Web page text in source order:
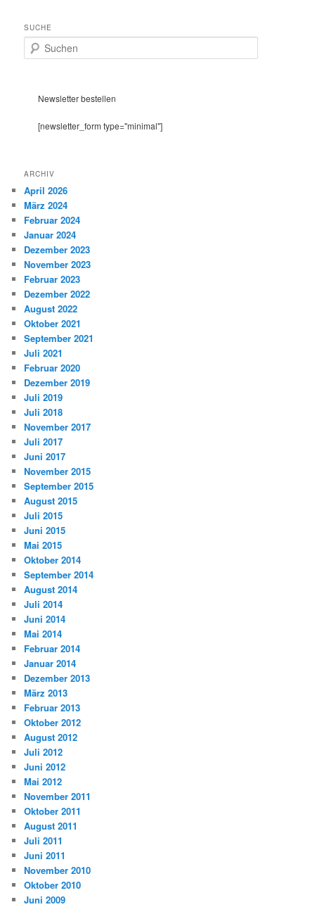
SUCHE
u
Newsletter bestellen
[newsletter_form type="minimal"]
ARCHIV
April 2026
März 2024
Februar 2024
Januar 2024
Dezember 2023
November 2023
Februar 2023
Dezember 2022
August 2022
Oktober 2021
September 2021
Juli 2021
Februar 2020
Dezember 2019
Juli 2019
Juli 2018
November 2017
Juli 2017
Juni 2017
November 2015
September 2015
August 2015
Juli 2015
Juni 2015
Mai 2015
Oktober 2014
September 2014
August 2014
Juli 2014
Juni 2014
Mai 2014
Februar 2014
Januar 2014
Dezember 2013
März 2013
Februar 2013
Oktober 2012
August 2012
Juli 2012
Juni 2012
Mai 2012
November 2011
Oktober 2011
August 2011
Juli 2011
Juni 2011
November 2010
Oktober 2010
Juni 2009